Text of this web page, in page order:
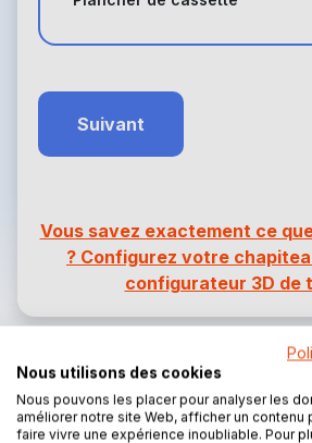
Vous savez exactement ce
? Configurez votre
configurateur 3D de
Nous utilisons des cookies
Nous pouvons les placer pour analyser les
améliorer notre site Web, afficher un contenu
faire vivre une expérience inoubliable. Pour